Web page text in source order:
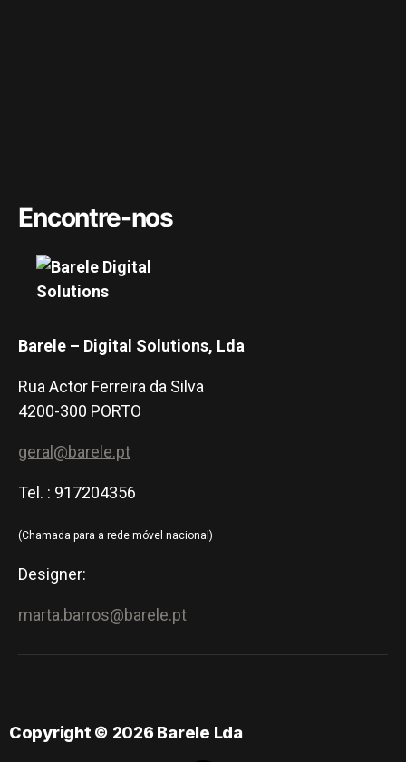
Encontre-nos
Barele – Digital Solutions, Lda
Rua Actor Ferreira da Silva
4200-300 PORTO
geral@barele.pt
Tel. : 917204356
(Chamada para a rede móvel nacional)
Designer:
marta.barros@barele.pt
Copyright © 2026 Barele Lda